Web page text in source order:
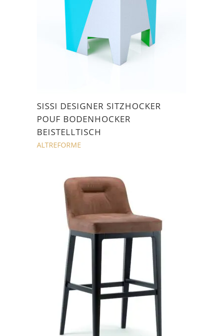
SISSI DESIGNER SITZHOCKER
POUF BODENHOCKER
BEISTELLTISCH
ALTREFORME